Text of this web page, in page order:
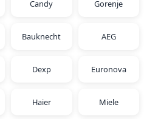
Candy Gorenje
Bauknecht AEG
Dexp Euronova
Haier Miele